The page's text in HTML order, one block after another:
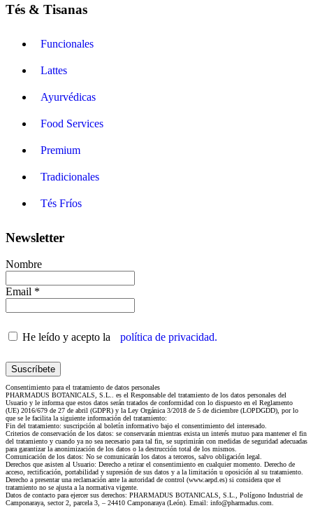
Tés & Tisanas
Funcionales
Lattes
Ayurvédicas
Food Services
Premium
Tradicionales
Tés Fríos
Newsletter
Nombre
Email *
He leído y acepto la política de privacidad.
Consentimiento para el tratamiento de datos personales
PHARMADUS BOTANICALS, S.L.. es el Responsable del tratamiento de los datos personales del
Usuario y le informa que estos datos serán tratados de conformidad con lo dispuesto en el Reglamento
(UE) 2016/679 de 27 de abril (GDPR) y la Ley Orgánica 3/2018 de 5 de diciembre (LOPDGDD), por lo
que se le facilita la siguiente información del tratamiento:
Fin del tratamiento: suscripción al boletín informativo bajo el consentimiento del interesado.
Criterios de conservación de los datos: se conservarán mientras exista un interés mutuo para mantener el fin
del tratamiento y cuando ya no sea necesario para tal fin, se suprimirán con medidas de seguridad adecuadas
para garantizar la anonimización de los datos o la destrucción total de los mismos.
Comunicación de los datos: No se comunicarán los datos a terceros, salvo obligación legal.
Derechos que asisten al Usuario: Derecho a retirar el consentimiento en cualquier momento. Derecho de
acceso, rectificación, portabilidad y supresión de sus datos y a la limitación u oposición al su tratamiento.
Derecho a presentar una reclamación ante la autoridad de control (www.aepd.es) si considera que el
tratamiento no se ajusta a la normativa vigente.
Datos de contacto para ejercer sus derechos: PHARMADUS BOTANICALS, S.L., Polígono Industrial de
Camponaraya, sector 2, parcela 3, – 24410 Camponaraya (León). Email: info@pharmadus.com.